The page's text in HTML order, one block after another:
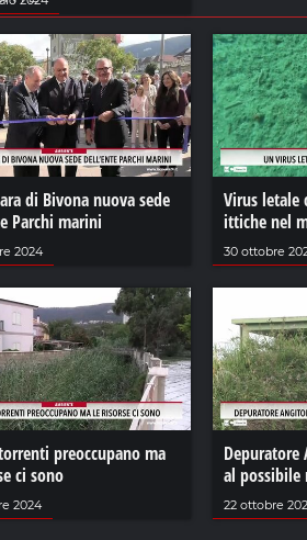
di Bivona nuova sede
Parchi marini
2024
Virus letale
ittiche nel
30 ottobre
preoccupano ma
ci sono
2024
Depuratore
al possibile
22 ottobre